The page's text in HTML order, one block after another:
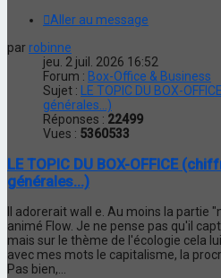
Aller au message
par robinne
jeu. 2 juil. 2026 16:52
Forum : Box-Office & Business
Sujet : LE TOPIC DU BOX-
générales...)
Réponses : 22499
Vues : 5360533
LE TOPIC DU BOX-OFFICE
générales...)
Il adorerait wall e. Au moins la partie
animé Flow. Je ne pense pas qu'il
mais sur le thème de l'écologie cela
avec mes mots le capitalisme, la
Pas bien,...